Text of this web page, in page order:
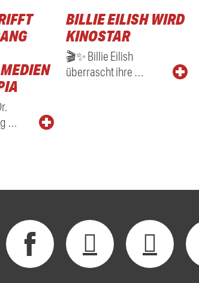
…
BILLIE EILISH WIRD
KINOSTAR
🎬✨ Billie Eilish
überrascht ihre …